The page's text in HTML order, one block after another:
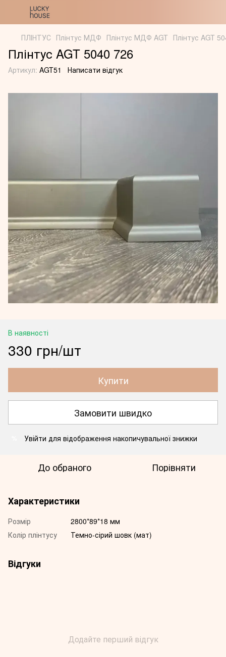
ПЛІНТУС Плінтус МДФ Плінтус МДФ AGT Плінтус AGT
Плінтус AGT 5040 726
Артикул: AGT51 Написати відгук
В наявності
330 грн/шт
Купити
Замовити швидко
Увійти для відображення накопичувальної знижки
До обраного Порівняти
Характеристики
Розмір
2800*89*18 мм
Колір плінтусу
Темно-сірий шовк (мат)
Відгуки
Додайте перший відгук